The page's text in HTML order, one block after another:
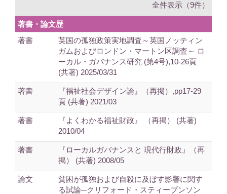
全件表示（9件）
著書・論文歴
著書
英国の孤独政策実地調査～英国ノッティン
ガムおよびロンドン・マートン区調査～ ロ
ーカル・ガバナンス研究 (第4号),10-26頁
(共著) 2025/03/31
著書
『福祉社会デザイン論』（再掲）,pp17-29
頁 (共著) 2021/03
著書
『よくわかる福祉財政』 （再掲） (共著)
2010/04
著書
『ローカルガバナンスと 現代行財政』（再
掲） (共著) 2008/05
論文
貧困が孤独および自殺に及ぼす影響に関す
る試論─クリフォード・スティーブンソン